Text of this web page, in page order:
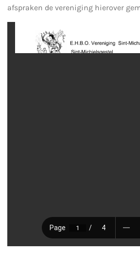
afspraken de vereniging hierover